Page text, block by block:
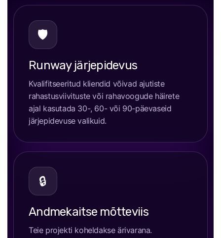
🛡
Runway järjepidevus
Kvalifitseeritud kliendid võivad ajutiste
rahastusviivituste või rahavoogude häirete
ajal kasutada 30-, 60- või 90-päevaseid
järjepidevuse valikuid.
🔒
Andmekaitse mõtteviis
Teie projekti koheldakse ärivarana.